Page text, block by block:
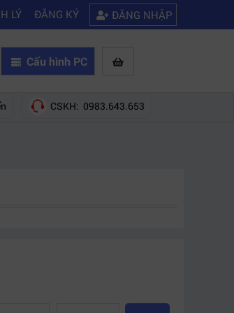
Mách bạn 5 cách khắc phục laptop không kết nối
LÝ ĐĂNG KÝ ĐĂNG NHẬP
Cấu hình PC
CSKH: 0983.643.653